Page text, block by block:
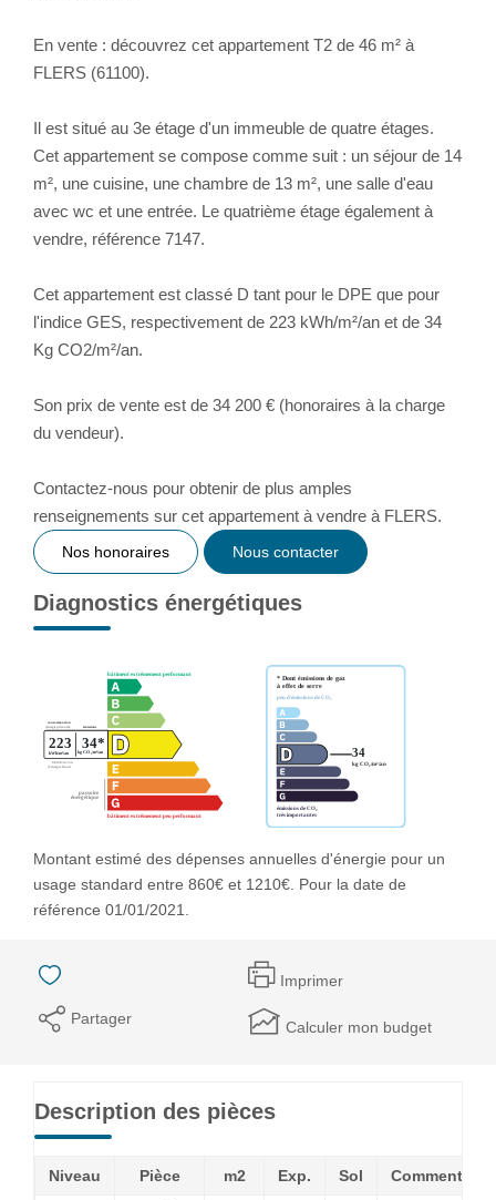
En vente : découvrez cet appartement T2 de 46 m² à
FLERS (61100).
Il est situé au 3e étage d'un immeuble de quatre étages.
Cet appartement se compose comme suit : un séjour de 14
m², une cuisine, une chambre de 13 m², une salle d'eau
avec wc et une entrée. Le quatrième étage également à
vendre, référence 7147.
Cet appartement est classé D tant pour le DPE que pour
l'indice GES, respectivement de 223 kWh/m²/an et de 34
Kg CO2/m²/an.
Son prix de vente est de 34 200 € (honoraires à la charge
du vendeur).
Contactez-nous pour obtenir de plus amples
renseignements sur cet appartement à vendre à FLERS.
Nos honoraires Nous contacter
Diagnostics énergétiques
Montant estimé des dépenses annuelles d'énergie pour un
usage standard entre 860€ et 1210€. Pour la date de
référence 01/01/2021.
Imprimer
Partager Calculer mon budget
Description des pièces
Niveau Pièce m2 Exp. Sol